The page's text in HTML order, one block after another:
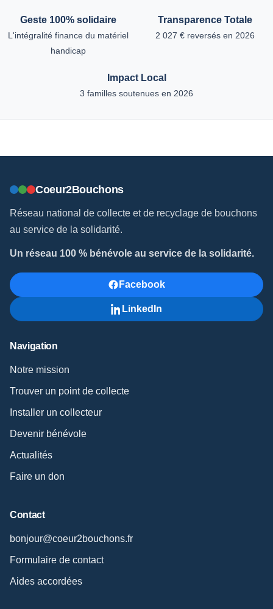
Geste 100% solidaire
L'intégralité finance du matériel
handicap
Transparence Totale
2 027 € reversés en 2026
Impact Local
3 familles soutenues en 2026
Coeur2Bouchons
Réseau national de collecte et de recyclage de bouchons
au service de la solidarité.
Un réseau 100 % bénévole au service de la solidarité.
Facebook
LinkedIn
Navigation
Notre mission
Trouver un point de collecte
Installer un collecteur
Devenir bénévole
Actualités
Faire un don
Contact
bonjour@coeur2bouchons.fr
Formulaire de contact
Aides accordées